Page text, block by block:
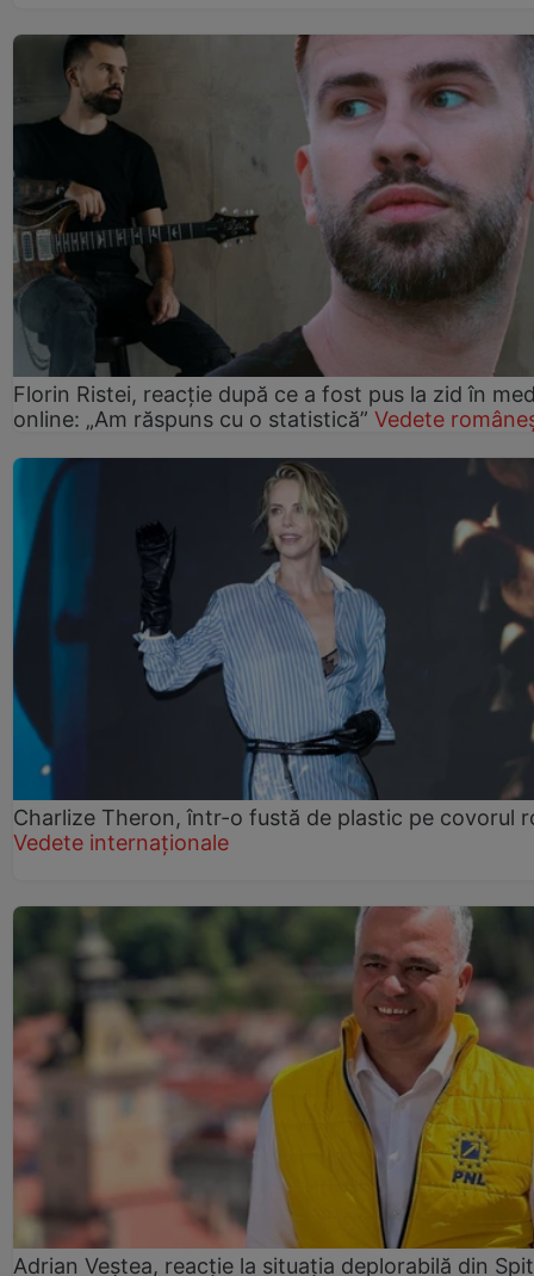
Florin Ristei, reacție după ce a fost pus la zid în
online: „Am răspuns cu o statistică” Vedete
Charlize Theron, într-o fustă de plastic pe covorul
Vedete internaționale
Adrian Veștea, reacție la situația deplorabilă din